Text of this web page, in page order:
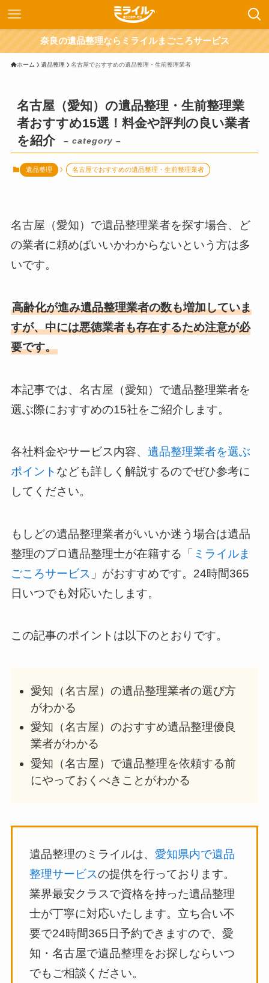
奈良の遺品整理ならミライルまごころサービス
ホーム 遺品整理 名古屋でおすすめの遺品整理・生前整理業者
名古屋（愛知）の遺品整理・生前整理業
者おすすめ15選！料金や評判の良い業者
を紹介
– category –
遺品整理 名古屋でおすすめの遺品整理・生前整理業者
名古屋（愛知）で遺品整理業者を探す場合、ど
の業者に頼めばいいかわからないという方は多
いです。
高齢化が進み遺品整理業者の数も増加していま
すが、中には悪徳業者も存在するため注意が必
要です。
本記事では、名古屋（愛知）で遺品整理業者を
選ぶ際におすすめの15社をご紹介します。
各社料金やサービス内容、 遺品整理業者を選ぶ
ポイント なども詳しく解説するのでぜひ参考に
してください。
もしどの遺品整理業者がいいか迷う場合は遺品
整理のプロ遺品整理士が在籍する「 ミライルま
ごころサービス 」がおすすめです。24時間365
日いつでも対応いたします。
この記事のポイントは以下のとおりです。
愛知（名古屋）の遺品整理業者の選び方
がわかる
愛知（名古屋）のおすすめ遺品整理優良
業者がわかる
愛知（名古屋）で遺品整理を依頼する前
にやっておくべきことがわかる
遺品整理のミライルは、愛知県内で遺品
整理サービスの提供を行っております。
業界最安クラスで資格を持った遺品整理
士が丁寧に対応いたします。立ち合い不
要で24時間365日予約できますので、愛
知・名古屋で遺品整理をお探しならいつ
でもご相談ください。